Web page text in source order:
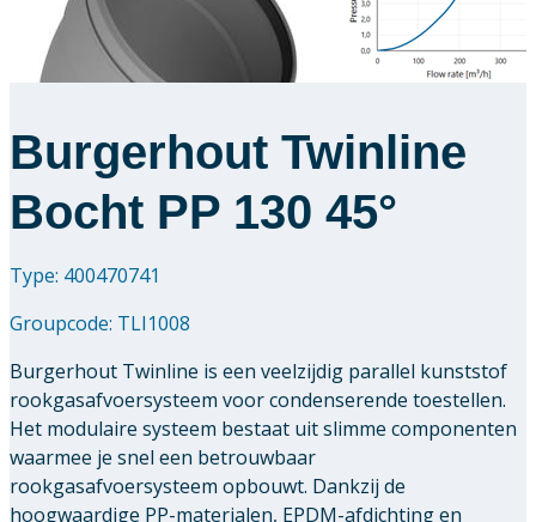
Burgerhout Twinline
Bocht PP 130 45°
Type: 400470741
Groupcode: TLI1008
Burgerhout Twinline is een veelzijdig parallel kunststof
rookgasafvoersysteem voor condenserende toestellen.
Het modulaire systeem bestaat uit slimme componenten
waarmee je snel een betrouwbaar
rookgasafvoersysteem opbouwt. Dankzij de
hoogwaardige PP-materialen, EPDM-afdichting en